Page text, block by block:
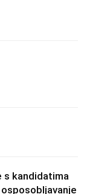
s kandidatima